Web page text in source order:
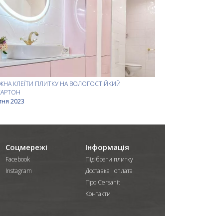
КЛЕЇТИ ПЛИТКУ НА ВОЛОГОСТІЙКИЙ
2023
Інформація
Підібрати плитку
Доставка і оплата
Про Cersanit
Контакти
Соцмережі
Facebook
Instagram